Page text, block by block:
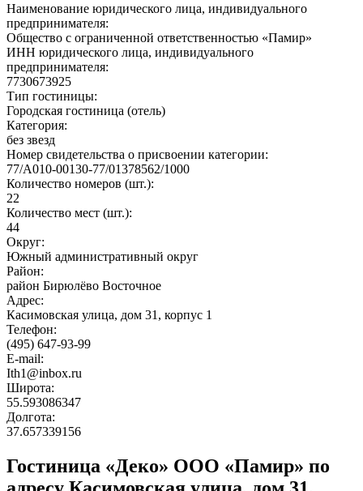
Наименование юридического лица, индивидуального
предпринимателя:
Общество с ограниченной ответственностью «Памир»
ИНН юридического лица, индивидуального
предпринимателя:
7730673925
Тип гостиницы:
Городская гостиница (отель)
Категория:
без звезд
Номер свидетельства о присвоении категории:
77/А010-00130-77/01378562/1000
Количество номеров (шт.):
22
Количество мест (шт.):
44
Округ:
Южный административный округ
Район:
район Бирюлёво Восточное
Адрес:
Касимовская улица, дом 31, корпус 1
Телефон:
(495) 647-93-99
E-mail:
Ith1@inbox.ru
Широта:
55.593086347
Долгота:
37.657339156
Гостиница «Деко» ООО «Памир» по